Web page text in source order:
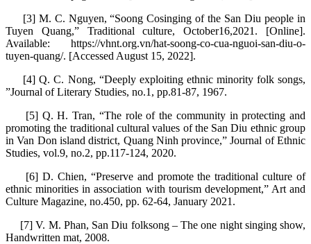
[3] M. C. Nguyen, “Soong Cosinging of the San Diu people in
Tuyen Quang,” Traditional culture, October16,2021. [Online].
Available: https://vhnt.org.vn/hat-soong-co-cua-nguoi-san-diu-o-
tuyen-quang/. [Accessed August 15, 2022].
[4] Q. C. Nong, “Deeply exploiting ethnic minority folk songs,
”Journal of Literary Studies, no.1, pp.81-87, 1967.
[5] Q. H. Tran, “The role of the community in protecting and
promoting the traditional cultural values of the San Diu ethnic group
in Van Don island district, Quang Ninh province,” Journal of Ethnic
Studies, vol.9, no.2, pp.117-124, 2020.
[6] D. Chien, “Preserve and promote the traditional culture of
ethnic minorities in association with tourism development,” Art and
Culture Magazine, no.450, pp. 62-64, January 2021.
[7] V. M. Phan, San Diu folksong – The one night singing show,
Handwritten mat, 2008.